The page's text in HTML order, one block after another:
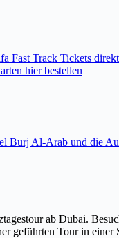
Track Tickets
hier bestellen
Burj Al-Arab und die
ab Dubai.
geführten Tour in